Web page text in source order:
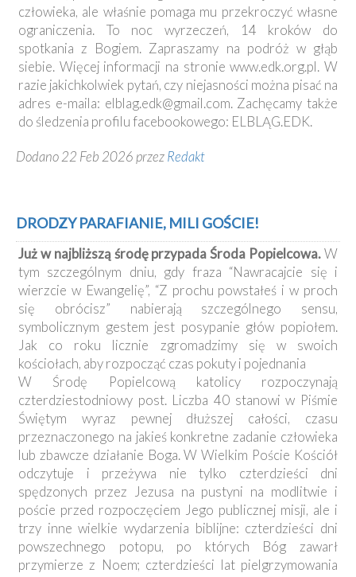
człowieka, ale właśnie pomaga mu przekroczyć własne
ograniczenia. To noc wyrzeczeń, 14 kroków do
spotkania z Bogiem. Zapraszamy na podróż w głąb
siebie. Więcej informacji na stronie www.edk.org.pl. W
razie jakichkolwiek pytań, czy niejasności można pisać na
adres e-maila: elblag.edk@gmail.com. Zachęcamy także
do śledzenia profilu facebookowego: ELBLĄG.EDK.
Dodano 22 Feb 2026 przezRedakt
DRODZY PARAFIANIE, MILI GOŚCIE!
Już w najbliższą środę przypada Środa Popielcowa.W
tym szczególnym dniu, gdy fraza “Nawracajcie się i
wierzcie w Ewangelię”, “Z prochu powstałeś i w proch
się obrócisz” nabierają szczególnego sensu,
symbolicznym gestem jest posypanie głów popiołem.
Jak co roku licznie zgromadzimy się w swoich
kościołach, aby rozpocząć czas pokuty i pojednania
W Środę Popielcową katolicy rozpoczynają
czterdziestodniowy post. Liczba 40 stanowi w Piśmie
Świętym wyraz pewnej dłuższej całości, czasu
przeznaczonego na jakieś konkretne zadanie człowieka
lub zbawcze działanie Boga. W Wielkim Poście Kościół
odczytuje i przeżywa nie tylko czterdzieści dni
spędzonych przez Jezusa na pustyni na modlitwie i
poście przed rozpoczęciem Jego publicznej misji, ale i
trzy inne wielkie wydarzenia biblijne: czterdzieści dni
powszechnego potopu, po których Bóg zawarł
przymierze z Noem; czterdzieści lat pielgrzymowania